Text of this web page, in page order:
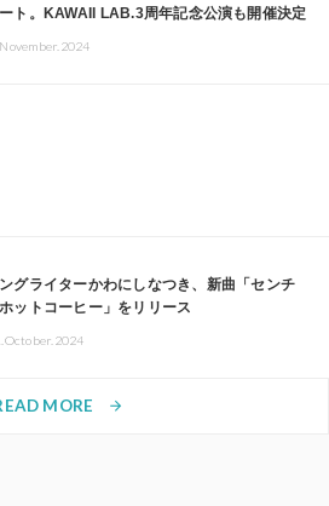
ト。KAWAII LAB.3周年記念公演も開催決定
グライターかわにしなつき、新曲「センチ
ットコーヒー」をリリース
MORE arrow_forward